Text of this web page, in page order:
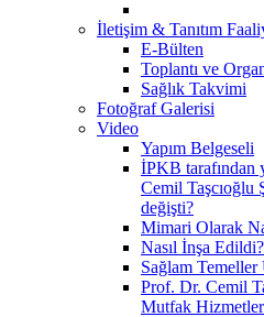
İletişim & Tanıtım
E-Bülten
Toplantı ve
Sağlık Takvimi
Fotoğraf Galerisi
Video
Yapım Belgeseli
İPKB tarafından
Cemil Taşcıoğlu
değişti?
Mimari Olarak
Nasıl İnşa Edildi?
Sağlam
Prof. Dr. Cemil
Mutfak